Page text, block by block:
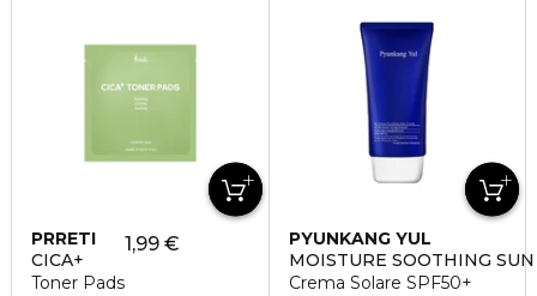
PRRETI
CICA+
Toner Pads
1,99 €
PYUNKANG YUL
MOISTURE SOOTHING
Crema Solare SPF50+